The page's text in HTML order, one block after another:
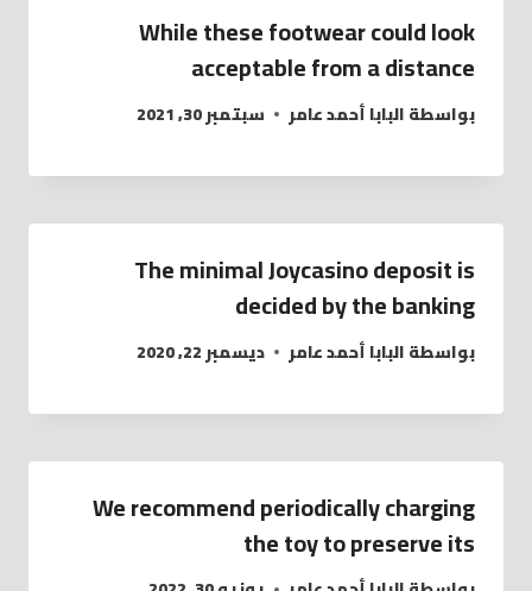
While these footwear could look
acceptable from a distance
بواسطةالبابا أحمد عامر سبتمبر 30, 2021
The minimal Joycasino deposit is
decided by the banking
بواسطةالبابا أحمد عامر ديسمبر 22, 2020
We recommend periodically charging
the toy to preserve its